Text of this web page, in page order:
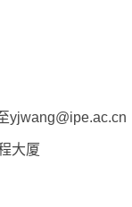
yjwang@ipe.ac.cn
大厦